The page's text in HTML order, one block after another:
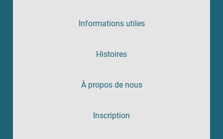
Informations utiles
Histoires
À propos de nous
Inscription